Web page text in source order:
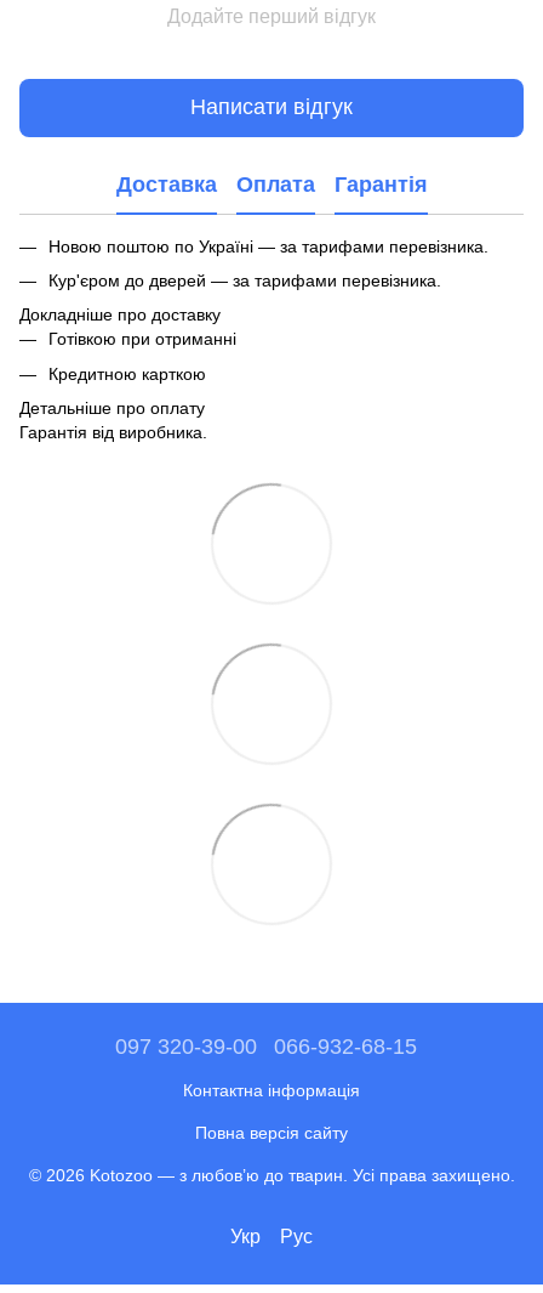
Додайте перший відгук
Написати відгук
Доставка Оплата Гарантія
Новою поштою по Україні — за тарифами перевізника.
Кур'єром до дверей — за тарифами перевізника.
Докладніше про доставку
Готівкою при отриманні
Кредитною карткою
Детальніше про оплату
Гарантія від виробника.
097 320-39-00 066-932-68-15
Контактна інформація
Повна версія сайту
© 2026 Kotozoo — з любов’ю до тварин. Усі права захищено.
Укр Рус